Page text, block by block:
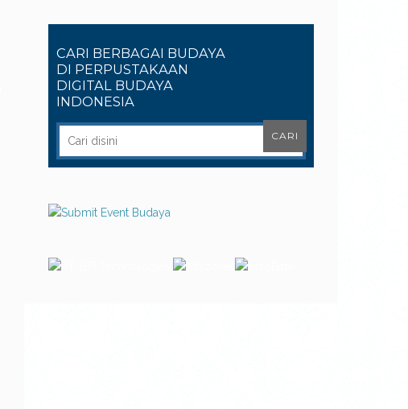
CARI BERBAGAI BUDAYA
DI PERPUSTAKAAN
DIGITAL BUDAYA
INDONESIA